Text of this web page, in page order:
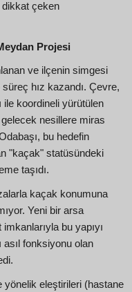
dikkat çeken
Projesi
ve ilçenin simgesi
hız kazandı. Çevre,
ile koordineli yürütülen
nesillere miras
bu hedefin
"kaçak" statüsündeki
taşıdı.
kaçak konumuna
Yeni bir arsa
bu yapıyı
asıl fonksiyonu olan
yönelik eleştirileri (hastane